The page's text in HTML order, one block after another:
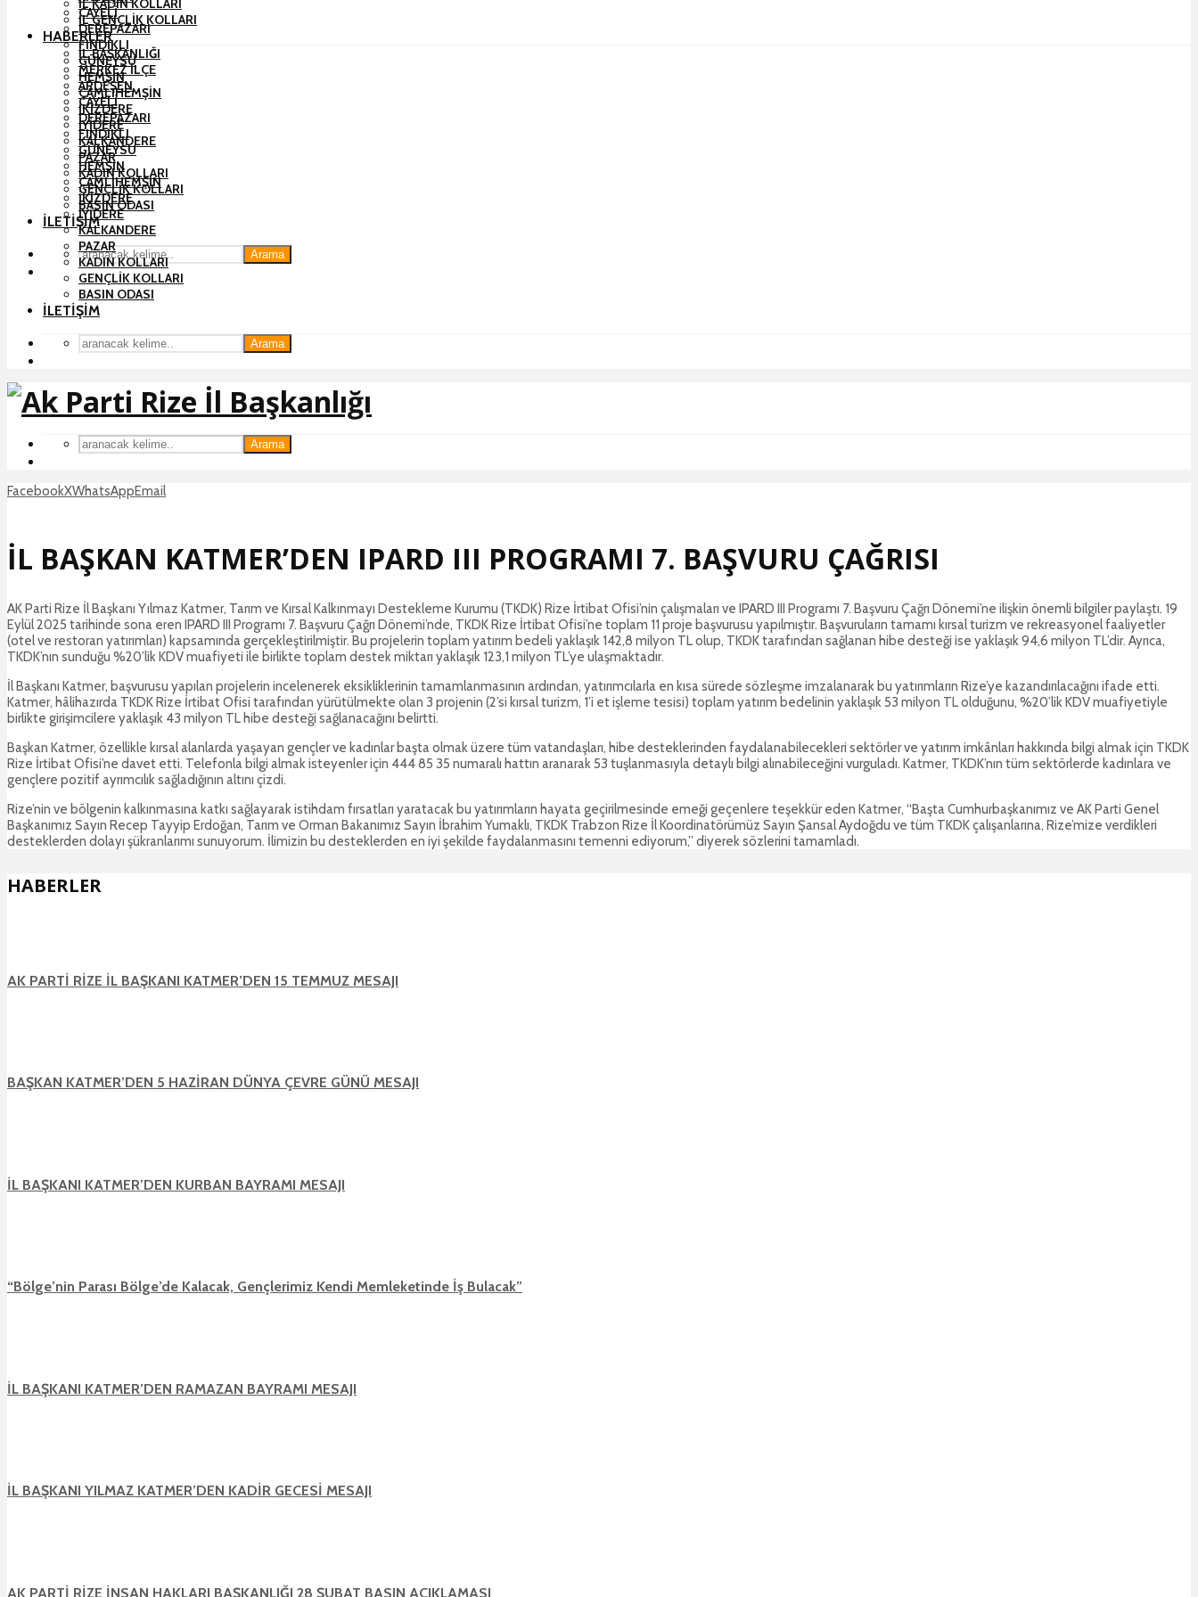
ÇAYELI
DEREPAZARI
FINDIKLI
GÜNEYSU
HEMŞIN
ÇAMLIHEMŞIN
İKIZDERE
İYIDERE
KALKANDERE
PAZAR
KADIN KOLLARI
GENÇLIK KOLLARI
BASIN ODASI
İLETIŞIM
Arama
İL KADIN KOLLARI
İL GENÇLIK KOLLARI
HABERLER
İL BAŞKANLIĞI
MERKEZ İLÇE
ARDEŞEN
ÇAYELI
DEREPAZARI
FINDIKLI
GÜNEYSU
HEMŞIN
ÇAMLIHEMŞIN
İKIZDERE
İYIDERE
KALKANDERE
PAZAR
KADIN KOLLARI
GENÇLIK KOLLARI
BASIN ODASI
İLETIŞIM
Arama
Arama
FacebookXWhatsAppEmail
İL BAŞKAN KATMER’DEN IPARD III PROGRAMI 7. BAŞVURU ÇAĞRISI
AK Parti Rize İl Başkanı Yılmaz Katmer, Tarım ve Kırsal Kalkınmayı Destekleme Kurumu (TKDK) Rize İrtibat Ofisi’nin çalışmaları ve IPARD III Programı 7. Başvuru Çağrı Dönemi’ne ilişkin önemli bilgiler paylaştı. 19
Eylül 2025 tarihinde sona eren IPARD III Programı 7. Başvuru Çağrı Dönemi’nde, TKDK Rize İrtibat Ofisi’ne toplam 11 proje başvurusu yapılmıştır. Başvuruların tamamı kırsal turizm ve rekreasyonel faaliyetler
(otel ve restoran yatırımları) kapsamında gerçekleştirilmiştir. Bu projelerin toplam yatırım bedeli yaklaşık 142,8 milyon TL olup, TKDK tarafından sağlanan hibe desteği ise yaklaşık 94,6 milyon TL’dir. Ayrıca,
TKDK’nın sunduğu %20’lik KDV muafiyeti ile birlikte toplam destek miktarı yaklaşık 123,1 milyon TL’ye ulaşmaktadır.
İl Başkanı Katmer, başvurusu yapılan projelerin incelenerek eksikliklerinin tamamlanmasının ardından, yatırımcılarla en kısa sürede sözleşme imzalanarak bu yatırımların Rize’ye kazandırılacağını ifade etti.
Katmer, hâlihazırda TKDK Rize İrtibat Ofisi tarafından yürütülmekte olan 3 projenin (2’si kırsal turizm, 1’i et işleme tesisi) toplam yatırım bedelinin yaklaşık 53 milyon TL olduğunu, %20’lik KDV muafiyetiyle
birlikte girişimcilere yaklaşık 43 milyon TL hibe desteği sağlanacağını belirtti.
Başkan Katmer, özellikle kırsal alanlarda yaşayan gençler ve kadınlar başta olmak üzere tüm vatandaşları, hibe desteklerinden faydalanabilecekleri sektörler ve yatırım imkânları hakkında bilgi almak için TKDK
Rize İrtibat Ofisi’ne davet etti. Telefonla bilgi almak isteyenler için 444 85 35 numaralı hattın aranarak 53 tuşlanmasıyla detaylı bilgi alınabileceğini vurguladı. Katmer, TKDK’nın tüm sektörlerde kadınlara ve
gençlere pozitif ayrımcılık sağladığının altını çizdi.
Rize’nin ve bölgenin kalkınmasına katkı sağlayarak istihdam fırsatları yaratacak bu yatırımların hayata geçirilmesinde emeği geçenlere teşekkür eden Katmer, “Başta Cumhurbaşkanımız ve AK Parti Genel
Başkanımız Sayın Recep Tayyip Erdoğan, Tarım ve Orman Bakanımız Sayın İbrahim Yumaklı, TKDK Trabzon Rize İl Koordinatörümüz Sayın Şansal Aydoğdu ve tüm TKDK çalışanlarına, Rize’mize verdikleri
desteklerden dolayı şükranlarımı sunuyorum. İlimizin bu desteklerden en iyi şekilde faydalanmasını temenni ediyorum,” diyerek sözlerini tamamladı.
HABERLER
AK PARTİ RİZE İL BAŞKANI KATMER’DEN 15 TEMMUZ MESAJI
BAŞKAN KATMER’DEN 5 HAZİRAN DÜNYA ÇEVRE GÜNÜ MESAJI
İL BAŞKANI KATMER’DEN KURBAN BAYRAMI MESAJI
“Bölge’nin Parası Bölge’de Kalacak, Gençlerimiz Kendi Memleketinde İş Bulacak”
İL BAŞKANI KATMER’DEN RAMAZAN BAYRAMI MESAJI
İL BAŞKANI YILMAZ KATMER’DEN KADİR GECESİ MESAJI
AK PARTİ RİZE İNSAN HAKLARI BAŞKANLIĞI 28 ŞUBAT BASIN AÇIKLAMASI